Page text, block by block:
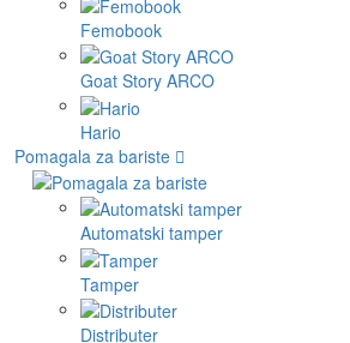
Femobook
Goat Story ARCO
Hario
Pomagala za bariste
Automatski tamper
Tamper
Distributer